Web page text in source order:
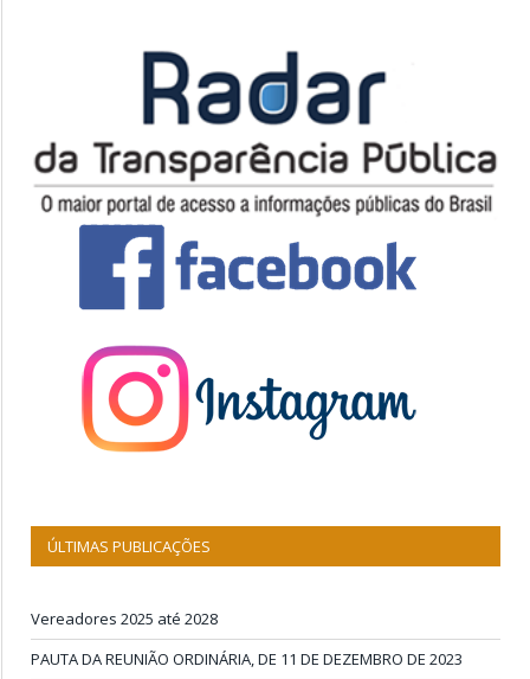
ÚLTIMAS PUBLICAÇÕES
Vereadores 2025 até 2028
PAUTA DA REUNIÃO ORDINÁRIA, DE 11 DE DEZEMBRO DE 2023